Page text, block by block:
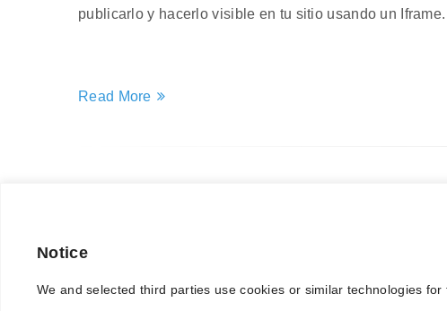
Notice
We and selected third parties use cookies or similar technologies
publicarlo y hacerlo visible en tu sitio usando un Iframe.
Read More